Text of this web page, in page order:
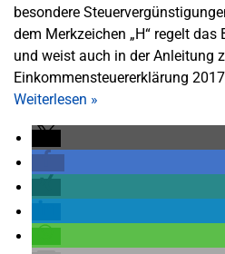
besondere
dem Merkzeichen „H“ regelt
und weist auch in der Anleitung
Einkommensteuererklärung
Weiterlesen »